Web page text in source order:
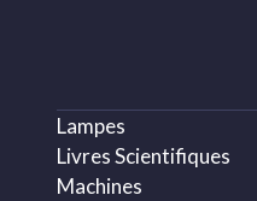
Lampes
Livres Scientifiques
Machines